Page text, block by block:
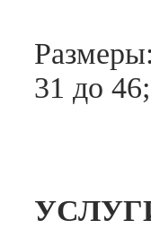
31 до